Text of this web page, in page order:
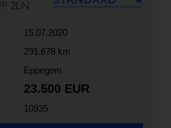
2LN
15.07.2020
291.678 km
Eppegem
23.500 EUR
10935